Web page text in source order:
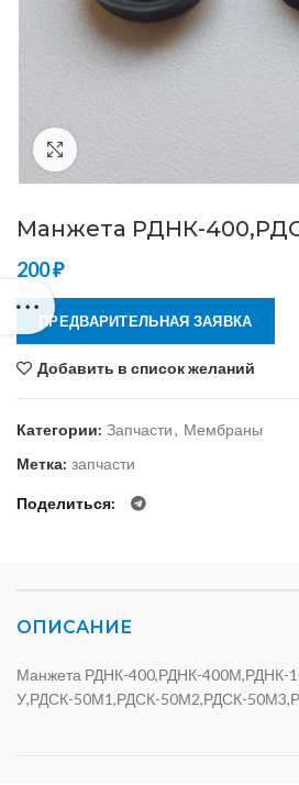
Манжета РДНК-
200₽
ПРЕДВАРИТЕЛЬНАЯ ЗАЯВКА
Добавить в список желаний
Категории: Запчасти, Мембраны
Метка: запчасти
Поделиться
ОПИСАНИЕ
Манжета РДНК-400,РДНК-400М,РДНК-
У,РДСК-50М1,РДСК-50М2,РДСК-